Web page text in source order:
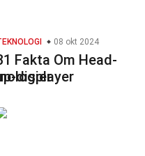
08 okt 2024
Fakta Om Head-
displayer